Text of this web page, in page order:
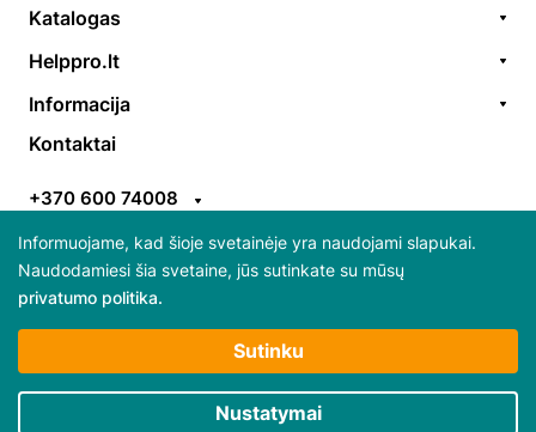
Katalogas
Prekės / aksesuarai
Akcijos
Prekiniai ženklai
Helppro.lt
EGS
ES parama
Informacija
Pristatymo taisyklės
Pirkimo-pardavimo taisyklės
Kontaktai
+370 600 74008
info@helppro.lt
Gabijos g. 38, LT-06157 Vilnius
© 2025 Visos teisės saugomos HelpPro
Informuojame, kad šioje svetainėje yra naudojami slapukai.
Naudodamiesi šia svetaine, jūs sutinkate su mūsų
privatumo politika.
Daugiau apie slapukus ir jų atsisakymą skaitykite
Rinkodaros / našumo slapukai
Sutinku
Nustatymai